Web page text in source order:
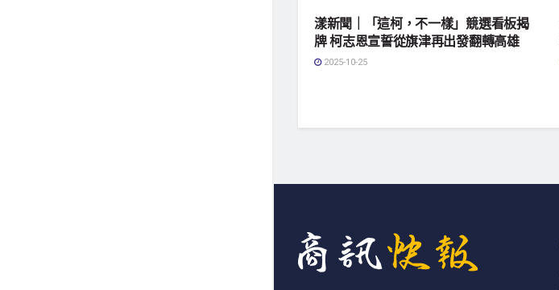
漾新聞｜「這柯，不一樣」競選看板揭
牌 柯志恩宣誓從旗津再出發翻轉高雄
2025-10-25